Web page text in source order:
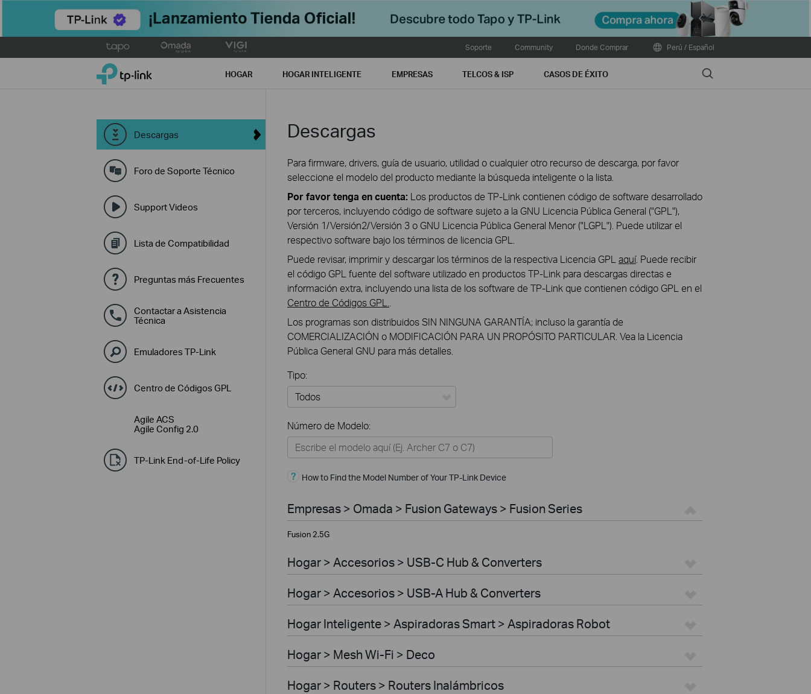
Close
to
Soporte Community Donde Comprar Perú / Español
TP-Link, Reliably Smart HOGAR HOGAR INTELIGENTE EMPRESAS TELCOS & ISP CASOS DE ÉXITO Search
Descargas
Foro de Soporte Técnico
Support Videos
Lista de Compatibilidad
Preguntas más Frecuentes
Contactar a Asistencia
Técnica
Emuladores TP-Link
Centro de Códigos GPL
Agile ACS
Agile Config 2.0
TP-Link End-of-Life Policy
Descargas
Para firmware, drivers, guía de usuario, utilidad o cualquier otro recurso de descarga, por favor
seleccione el modelo del producto mediante la búsqueda inteligente o la lista.
Por favor tenga en cuenta: Los productos de TP-Link contienen código de software desarrollado
por terceros, incluyendo código de software sujeto a la GNU Licencia Pública General ("GPL"),
Versión 1/Versión2/Versión 3 o GNU Licencia Pública General Menor ("LGPL"). Puede utilizar el
respectivo software bajo los términos de licencia GPL.
Puede revisar, imprimir y descargar los términos de la respectiva Licencia GPLaquí. Puede recibir
el código GPL fuente del software utilizado en productos TP-Link para descargas directas e
información extra, incluyendo una lista de los software de TP-Link que contienen código GPL en el
Centro de Códigos GPL..
Los programas son distribuidos SIN NINGUNA GARANTÍA; incluso la garantía de
COMERCIALIZACIÓN o MODIFICACIÓN PARA UN PROPÓSITO PARTICULAR. Vea la Licencia
Pública General GNU para más detalles.
Tipo:
Todos
Hogar
Hogar Inteligente
Empresas
TELCOS & ISP
Número de Modelo:
How to Find the Model Number of Your TP-Link Device
Empresas > Omada > Fusion Gateways > Fusion Series
Fusion 2.5G
Hogar > Accesorios > USB-C Hub & Converters
Hogar > Accesorios > USB-A Hub & Converters
Hogar Inteligente > Aspiradoras Smart > Aspiradoras Robot
Hogar > Mesh Wi-Fi > Deco
Hogar > Routers > Routers Inalámbricos